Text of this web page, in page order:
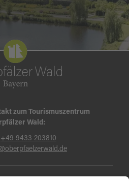
zum Tourismuszentrum
Wald:
+49 9433 203810